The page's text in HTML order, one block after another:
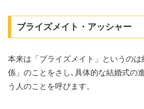
ブライズメイト・アッシャー
本来は「ブライズメイト」というの
係」のことをさし､具体的な結婚式の
う人のことを呼びます。